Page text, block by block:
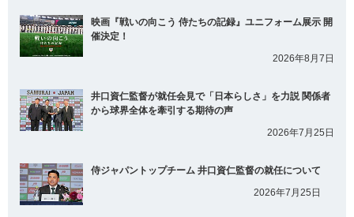
映画『戦いの向こう 侍たちの記録』ユニフォーム展示 開
催決定！
2026年8月7日
井口資仁監督が就任会見で「日本らしさ」を力説 関係者
から球界全体を牽引する期待の声
2026年7月25日
侍ジャパントップチーム 井口資仁監督の就任について
2026年7月25日